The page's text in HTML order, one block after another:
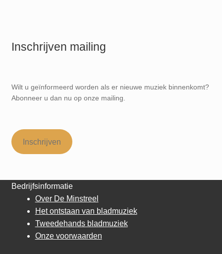
Inschrijven mailing
Wilt u geïnformeerd worden als er nieuwe muziek binnenkomt?
Abonneer u dan nu op onze mailing.
Inschrijven
Bedrijfsinformatie
Over De Minstreel
Het ontstaan van bladmuziek
Tweedehands bladmuziek
Onze voorwaarden